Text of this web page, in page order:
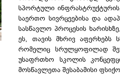
სპორტული
საერთო სივრცეებისა და
სასწავლო პროცესის
ეს, თავის მხრივ აფერხებს
რომელიც სრულყოფილად
უსაფრთხო სკოლის
მოსწავლეთა შესაბამისი